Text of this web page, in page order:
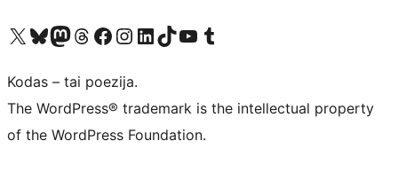
Visit our X (formerly Twitter) account
Apsilankykite mūsų Bluesky paskyroje
Visit our Mastodon account
Apsilankykite mūsų Threads paskyroje
Visit our Facebook page
Visit our Instagram account
Visit our LinkedIn account
Apsilankykite mūsų TikTok paskyroje
Visit our YouTube channel
Apsilankykite mūsų Tumblr paskyroje
Kodas – tai poezija.
The WordPress® trademark is the intellectual property
of the WordPress Foundation.